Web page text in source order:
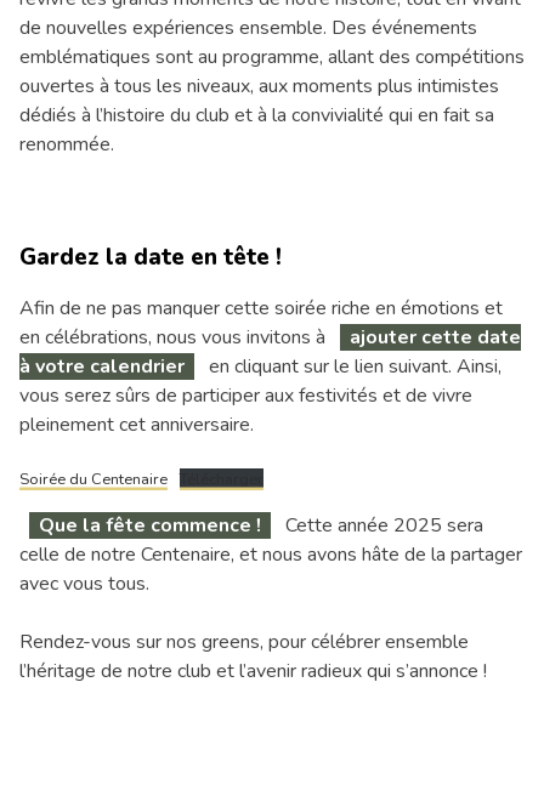
de nouvelles expériences ensemble. Des événements
emblématiques sont au programme, allant des compétitions
ouvertes à tous les niveaux, aux moments plus intimistes
dédiés à l’histoire du club et à la convivialité qui en fait sa
renommée.
Gardez la date en tête !
Afin de ne pas manquer cette soirée riche en émotions et
en célébrations, nous vous invitons à
ajouter cette date
à votre calendrier
en cliquant sur le lien suivant. Ainsi,
vous serez sûrs de participer aux festivités et de vivre
pleinement cet anniversaire.
Soirée du Centenaire Télécharger
Que la fête commence !
Cette année 2025 sera
celle de notre Centenaire, et nous avons hâte de la partager
avec vous tous.
Rendez-vous sur nos greens, pour célébrer ensemble
l’héritage de notre club et l’avenir radieux qui s’annonce !